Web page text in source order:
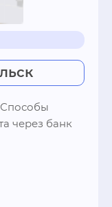
через банк